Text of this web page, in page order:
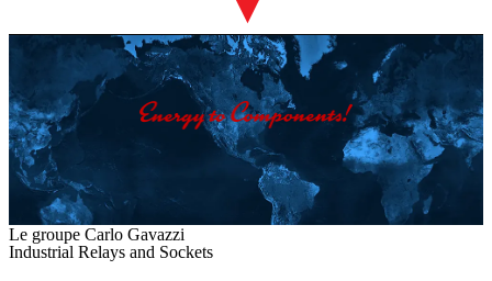
Le groupe Carlo Gavazzi
Industrial Relays and Sockets